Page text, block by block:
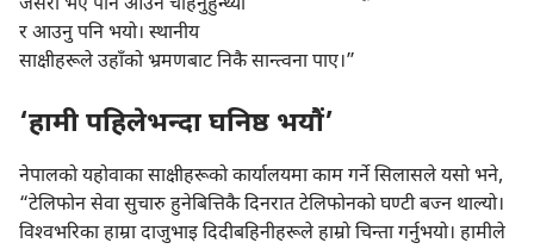
जसरी भए पनि आउन चाहनुहुन्थ्यो
र आउनु पनि भयो। स्थानीय
साक्षीहरूले उहाँको भ्रमणबाट निकै सान्त्वना पाए।”
‘हामी पहिलेभन्दा घनिष्ठ भयौं’
नेपालको यहोवाका साक्षीहरूको कार्यालयमा काम गर्ने सिलासले यसो भने,
“टेलिफोन सेवा सुचारु हुनेबित्तिकै दिनरात टेलिफोनको घण्टी बज्न थाल्यो।
विश्‍वभरिका हाम्रा दाजुभाइ दिदीबहिनीहरूले हाम्रो चिन्ता गर्नुभयो। हामीले